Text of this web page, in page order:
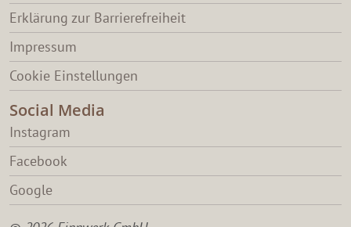
Erklärung zur Barrierefreiheit
Impressum
Cookie Einstellungen
Social Media
Instagram
Facebook
Google